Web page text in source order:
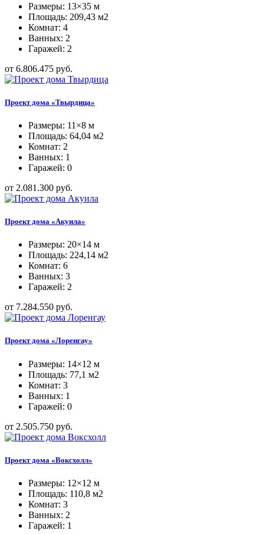
Размеры: 13×35 м
Площадь: 209,43 м2
Комнат: 4
Ванных: 2
Гаражей: 2
от 6.806.475 руб.
Проект дома «Твырдица»
Размеры: 11×8 м
Площадь: 64,04 м2
Комнат: 2
Ванных: 1
Гаражей: 0
от 2.081.300 руб.
Проект дома «Акуила»
Размеры: 20×14 м
Площадь: 224,14 м2
Комнат: 6
Ванных: 3
Гаражей: 2
от 7.284.550 руб.
Проект дома «Лоренгау»
Размеры: 14×12 м
Площадь: 77,1 м2
Комнат: 3
Ванных: 1
Гаражей: 0
от 2.505.750 руб.
Проект дома «Воксхолл»
Размеры: 12×12 м
Площадь: 110,8 м2
Комнат: 3
Ванных: 2
Гаражей: 1